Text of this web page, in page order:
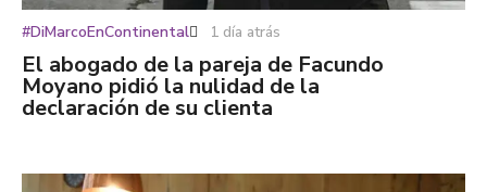
#DiMarcoEnContinental 1 día atrás
El abogado de la pareja de Facundo
Moyano pidió la nulidad de la
declaración de su clienta